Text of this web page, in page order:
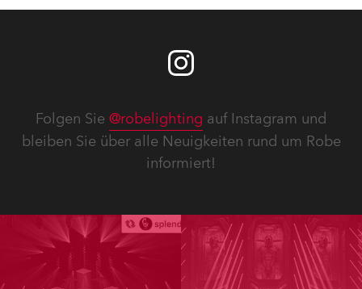
Folgen Sie @robelighting auf Instagram und
bleiben Sie über alle Neuigkeiten rund um Robe
informiert!